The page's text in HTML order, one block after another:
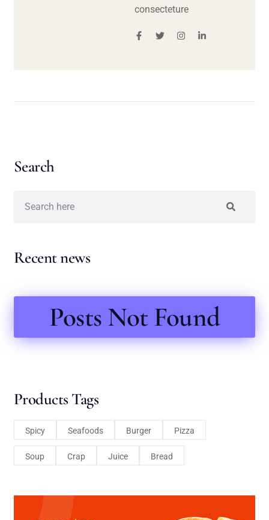
consecteture
Search
Recent news
Posts Not Found
Products Tags
Spicy Seafoods Burger Pizza
Soup Crap Juice Bread